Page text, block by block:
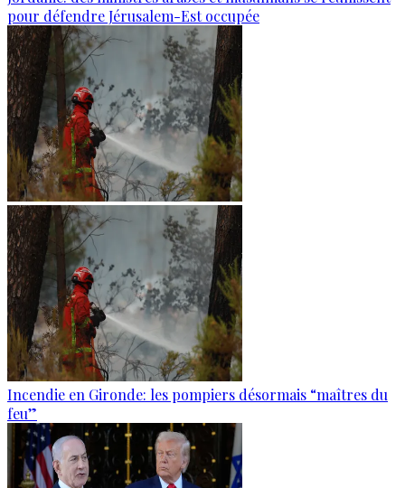
pour défendre Jérusalem-Est occupée
Incendie en Gironde: les pompiers désormais “maîtres du
feu”